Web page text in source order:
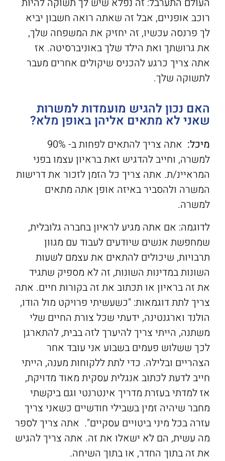
רוכב אופניים, אבל זה שאתה רואה חשבון יביא
לך פרנסה עכשיו, זה יחזיק את המשפחה שלך,
את גרושתך ואת הילד שלך באוניברסיטה. אז
אתה צריך כרגע להכניס שיקולים אחרים מעבר
לתשוקה שלך.
האם נכון להגיש מועמדות למשרות
שאני לא מתאים אליהן באופן מלא?
מיכל:
אתה צריך להתאים לפחות ב- 90%
למשרה, וחייב להדגיש זאת בראיון עצמו בפני
המראיינ/ת. אתה צריך כל הזמן לזכור את דרישות
המשרה ולהסביר באיזה אופן אתה מתאים
למשרה.
לדוגמה: אם אתה מגיע לראיון בחברה גלובלית,
שמחפשת אנשים שיודעים לעבוד עם מגוון
תרבויות, שיכולים להתאים את עצמם לשעות
השונות במדינות השונות, זה לא מספיק שתגיד
את זה בראיון או תכתוב את זה בקורות חיים. אתה
צריך לתת דוגמאות: "כשעשיתי פרויקט מול הודו,
הולנד וארגנטינה, ידעתי שכל צורת החיים שלי
משתנה, הייתי צריך להיערך לזה בבית, להתארגן
לכך ששלוש פעמים בשבוע אני עובד אחר
הצהריים ובלילה. כדי לתת ללקוחות מענה, הייתי
חייב לדעת לכתוב אנגלית עסקית מאוד מדויקת,
אז למדתי בעזרת מדריך אינטרנטי וגם ביקשתי
מחבר שיהיה זמין בשבילי חודשיים כשאני צריך
עזרה בכל מיני ביטויים עסקיים". אתה צריך לספר
מה עשית, הם לא ישאלו את זה. אתה צריך להגיש
את זה בתוך החדר, או בתוך השיחה.